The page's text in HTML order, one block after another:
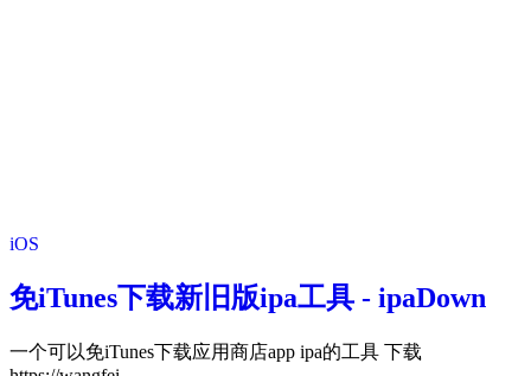
iOS
免iTunes下载新旧版ipa工具 - ipaDown
一个可以免iTunes下载应用商店app ipa的工具 下载